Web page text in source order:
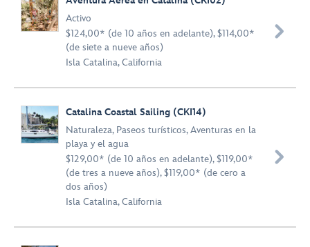
Activo
$124,00* (de 10 años en adelante), $114,00*
(de siete a nueve años)
Isla Catalina, California

Catalina Coastal Sailing (CKI14)
Naturaleza, Paseos turísticos,Aventuras en la
playa y el agua
$129,00* (de 10 años en adelante), $119,00*
(de tres a nueve años), $119,00* (de cero a
dos años)
Isla Catalina, California
